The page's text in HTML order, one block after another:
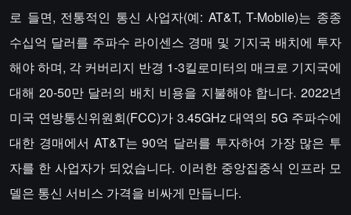
로 들면, 전통적인 통신 사업자(예: AT&T, T-Mobile)는 종종
수십억 달러를 주파수 라이센스 경매 및 기지국 배치에 투자
해야 하며, 각 커버리지 반경 1-3킬로미터의 매크로 기지국에
대해 20-50만 달러의 배치 비용을 지불해야 합니다. 2022년
미국 연방통신위원회(FCC)가 3.45GHz 대역의 5G 주파수에
대한 경매에서 AT&T는 90억 달러를 투자하여 가장 많은 투
자를 한 사업자가 되었습니다. 이러한 중앙집중식 인프라 모
델은 통신 서비스 가격을 비싸게 만듭니다.